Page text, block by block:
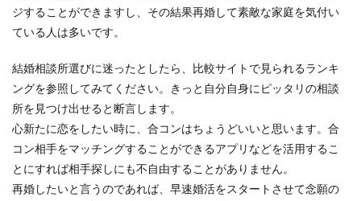
ジすることができますし、その結果再婚して素敵な家庭を気付い
ている人は多いです。
結婚相談所選びに迷ったとしたら、比較サイトで見られるランキ
ングを参照してみてください。きっと自分自身にピッタリの相談
所を見つけ出せると断言します。
心新たに恋をしたい時に、合コンはちょうどいいと思います。合
コン相手をマッチングすることができるアプリなどを活用するこ
とにすれば相手探しにも不自由することがありません。
再婚したいと言うのであれば、早速婚活をスタートさせて念願の